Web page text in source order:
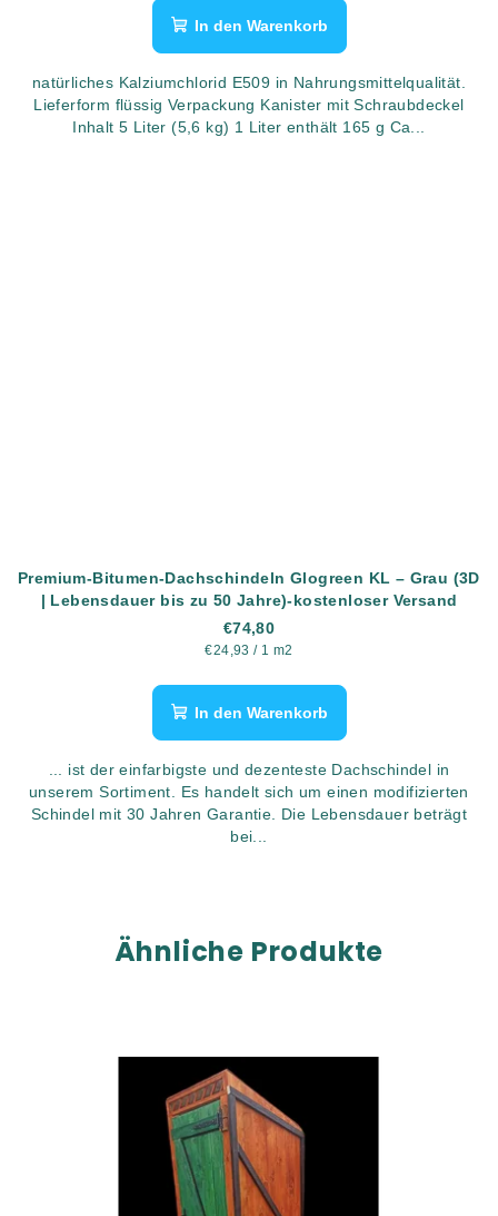
In den Warenkorb
natürliches Kalziumchlorid E509 in Nahrungsmittelqualität.
Lieferform flüssig Verpackung Kanister mit Schraubdeckel
Inhalt 5 Liter (5,6 kg) 1 Liter enthält 165 g Ca...
Premium-Bitumen-Dachschindeln Glogreen KL – Grau (3D
| Lebensdauer bis zu 50 Jahre)-kostenloser Versand
€74,80
Verkaufspreis:
€24,93 / 1 m2
In den Warenkorb
... ist der einfarbigste und dezenteste Dachschindel in
unserem Sortiment. Es handelt sich um einen modifizierten
Schindel mit 30 Jahren Garantie. Die Lebensdauer beträgt
bei...
Ähnliche Produkte